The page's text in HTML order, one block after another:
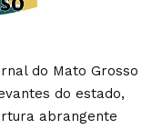
do Mato Grosso
do estado,
abrangente